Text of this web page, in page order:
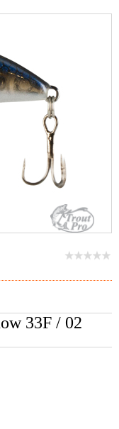
33F / 02